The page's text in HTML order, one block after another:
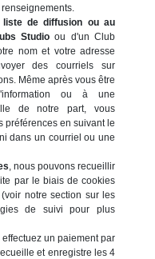
liste de diffusion ou au
Studio ou d'un Club
nom et votre adresse
des courriels sur
Même après vous être
ou à une
de notre part, vous
préférences en suivant le
dans un courriel ou une
, nous pouvons recueillir
par le biais de cookies
notre section sur les
de suivi pour plus
un paiement par
et enregistre les 4